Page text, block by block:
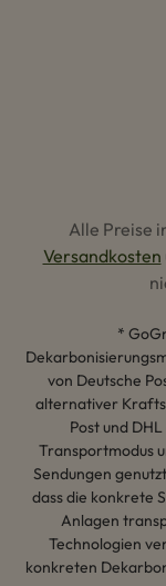
Alle Preise
Versandkosten
*
von Deutsche
alternativer
Post und
Transportmodus
Sendungen
dass die konkrete
Anlagen
Technologien
konkreten